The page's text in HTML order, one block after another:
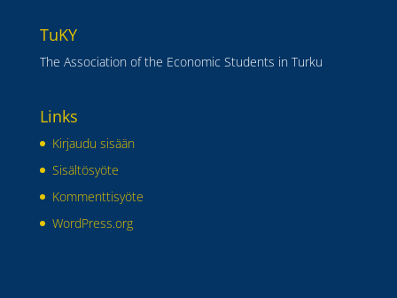
TuKY
The Association of the Economic Students in Turku
Links
Kirjaudu sisään
Sisältösyöte
Kommenttisyöte
WordPress.org